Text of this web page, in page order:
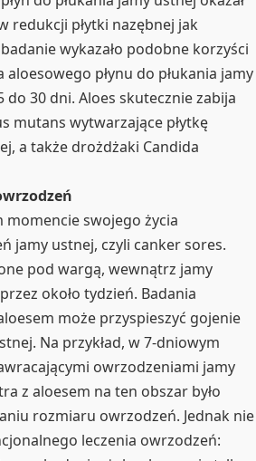
redukcji płytki nazębnej jak
wykazało podobne korzyści
aloesowego płynu do płukania jamy
30 dni. Aloes skutecznie zabija
mutans wytwarzające płytkę
a także drożdżaki Candida
momencie swojego życia
jamy ustnej, czyli canker sores.
pod wargą, wewnątrz jamy
około tydzień. Badania
może przyspieszyć gojenie
Na przykład, w 7-dniowym
owrzodzeniami jamy
z aloesem na ten obszar było
rozmiaru owrzodzeń. Jednak nie
leczenia owrzodzeń: